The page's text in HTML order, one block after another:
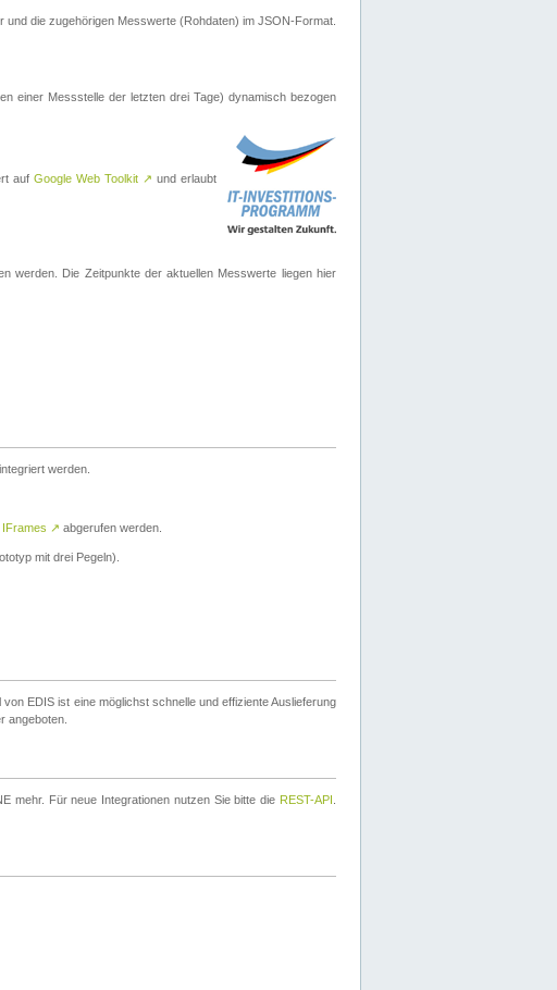
die zugehörigen Messwerte (Rohdaten) im JSON-Format.
einer Messstelle der letzten drei Tage) dynamisch bezogen
auf Google Web Toolkit ↗ und erlaubt
werden. Die Zeitpunkte der aktuellen Messwerte liegen hier
werden.
IFrames ↗ abgerufen werden.
mit drei Pegeln).
EDIS ist eine möglichst schnelle und effiziente Auslieferung
angeboten.
mehr. Für neue Integrationen nutzen Sie bitte die REST-API